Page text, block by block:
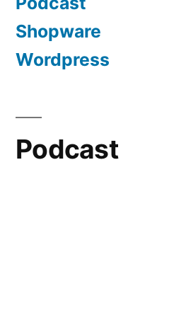
Shopware
Wordpress
Podcast